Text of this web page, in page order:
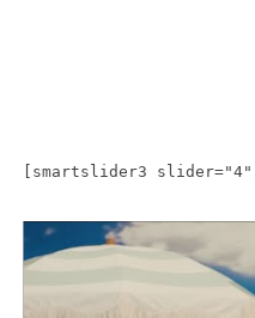
[smartslider3 slider="4"]